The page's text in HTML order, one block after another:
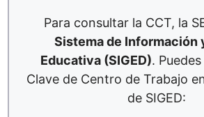
Para consultar la CCT, la
Sistema de Información
Educativa (SIGED).
Clave de Centro de Trabajo
de SIGED: